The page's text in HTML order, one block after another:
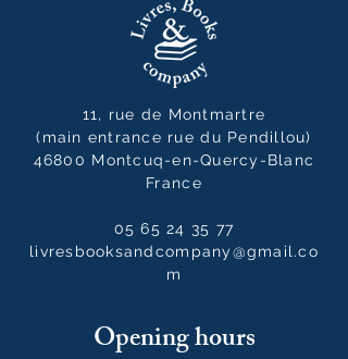
11, rue de Montmartre
(main entrance rue du Pendillou)
46800 Montcuq-en-Quercy-Blanc
France
05 65 24 35 77
livresbooksandcompany@gmail.co
m
Opening hours